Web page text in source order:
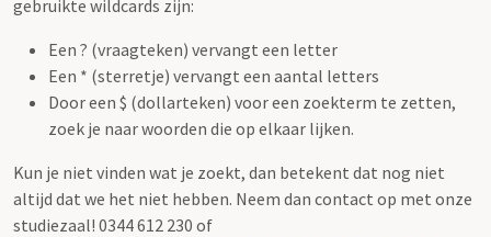
gebruikte wildcards zijn:
Een ? (vraagteken) vervangt een letter
Een * (sterretje) vervangt een aantal letters
Door een $ (dollarteken) voor een zoekterm te zetten,
zoek je naar woorden die op elkaar lijken.
Kun je niet vinden wat je zoekt, dan betekent dat nog niet
altijd dat we het niet hebben. Neem dan contact op met onze
studiezaal! 0344 612 230 of